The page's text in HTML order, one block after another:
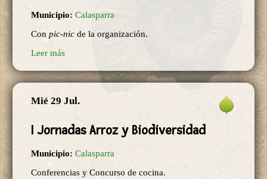
Municipio: Calasparra
Con pic-nic de la organización.
Leer más
Mié 29 Jul.
I Jornadas Arroz y Biodiversidad
Municipio: Calasparra
Conferencias y Concurso de cocina.